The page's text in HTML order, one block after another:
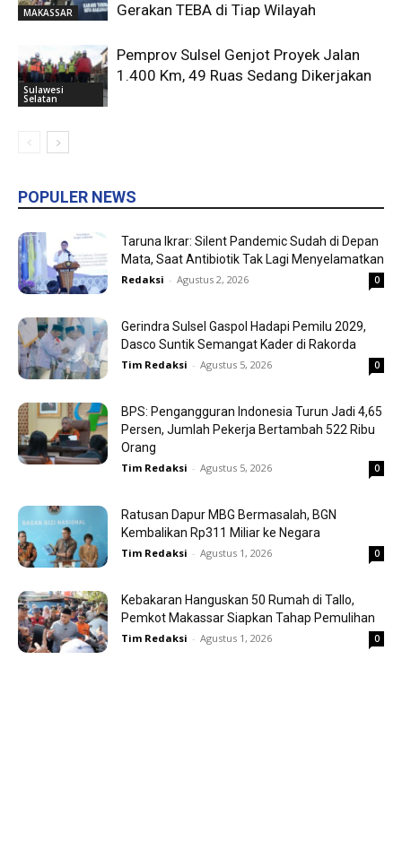
MAKASSAR
Gerakan TEBA di Tiap Wilayah
Sulawesi
Selatan
Pemprov Sulsel Genjot Proyek Jalan
1.400 Km, 49 Ruas Sedang Dikerjakan
POPULER NEWS
Taruna Ikrar: Silent Pandemic Sudah di Depan
Mata, Saat Antibiotik Tak Lagi Menyelamatkan
Redaksi - Agustus 2, 2026 0
Gerindra Sulsel Gaspol Hadapi Pemilu 2029,
Dasco Suntik Semangat Kader di Rakorda
Tim Redaksi - Agustus 5, 2026 0
BPS: Pengangguran Indonesia Turun Jadi 4,65
Persen, Jumlah Pekerja Bertambah 522 Ribu
Orang
Tim Redaksi - Agustus 5, 2026 0
Ratusan Dapur MBG Bermasalah, BGN
Kembalikan Rp311 Miliar ke Negara
Tim Redaksi - Agustus 1, 2026 0
Kebakaran Hanguskan 50 Rumah di Tallo,
Pemkot Makassar Siapkan Tahap Pemulihan
Tim Redaksi - Agustus 1, 2026 0